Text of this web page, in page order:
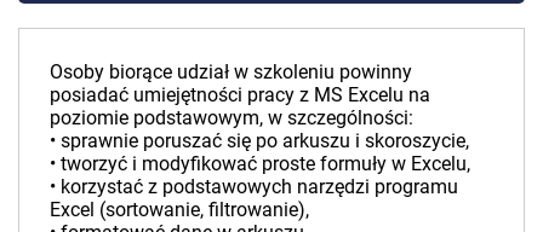
Osoby biorące udział w szkoleniu powinny
posiadać umiejętności pracy z MS Excelu na
poziomie podstawowym, w szczególności:
• sprawnie poruszać się po arkuszu i skoroszycie,
• tworzyć i modyfikować proste formuły w Excelu,
• korzystać z podstawowych narzędzi programu
Excel (sortowanie, filtrowanie),